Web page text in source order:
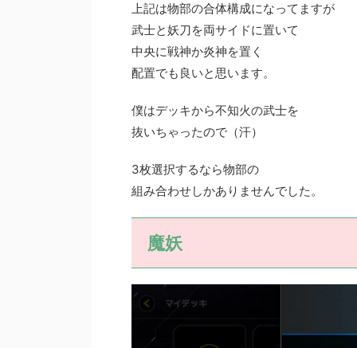
上記は物部の合体構成になってますが
武士と妖刀を両サイドに置いて
中央に戦神か炎神を置く
配置でも良いと思います。
僕はデッキから不知火の武士を
抜いちゃったので（汗）
3枚選択するなら物部の
組み合わせしかありませんでした。
魔妖